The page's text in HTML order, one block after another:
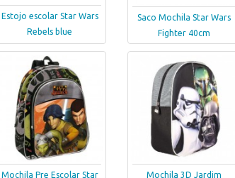
Estojo escolar Star Wars
Rebels blue
Saco Mochila Star Wars
Fighter 40cm
Mochila Pre Escolar Star
Mochila 3D Jardim